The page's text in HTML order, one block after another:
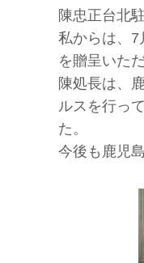
陳忠正台北
私からは、7
を贈呈いた
陳処長は、
ルスを行っ
た。
今後も鹿児